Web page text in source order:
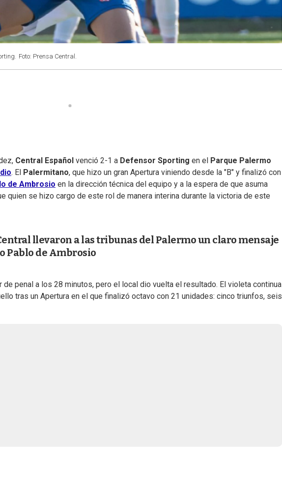
Foto: Prensa Central.
Central Español venció 2-1 a Defensor Sporting en el
Parque Palermo
. El Palermitano, que hizo un gran Apertura viniendo desde la "B" y finalizó con
de Ambrosio en la dirección técnica del equipo y a la espera de que asuma
quien se hizo cargo de este rol de manera interina durante la victoria de este
llevaron a las tribunas del Palermo un claro mensaje
Pablo de Ambrosio
de penal a los 28 minutos, pero el local dio vuelta el resultado. El violeta continua
tras un Apertura en el que finalizó octavo con 21 unidades: cinco triunfos, seis